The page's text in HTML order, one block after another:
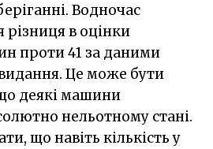
Водночас
різниця в оцінки
проти 41 за даними
Це може бути
деякі машини
нельотному стані.
що навіть кількість у